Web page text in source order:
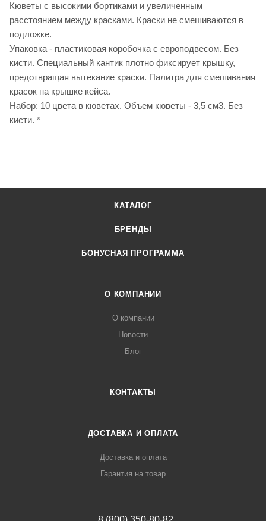
Кюветы с высокими бортиками и увеличенным
расстоянием между красками. Краски не смешиваются в
подложке.
Упаковка - пластиковая коробочка с европодвесом. Без
кисти. Специальный кантик плотно фиксирует крышку,
предотвращая вытекание краски. Палитра для смешивания
красок на крышке кейса.
Набор: 10 цвета в кюветах. Объем кюветы - 3,5 см3. Без
кисти. *
КАТАЛОГ
БРЕНДЫ
БОНУСНАЯ ПРОГРАММА
О КОМПАНИИ
О компании
Новости
Блог
КОНТАКТЫ
ДОСТАВКА И ОПЛАТА
Доставка и оплата
Гарантия на товар